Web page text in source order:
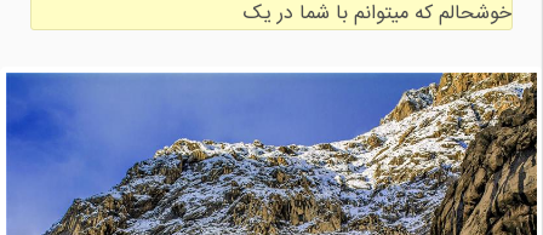
خوشحالم که میتوانم با شما در یک